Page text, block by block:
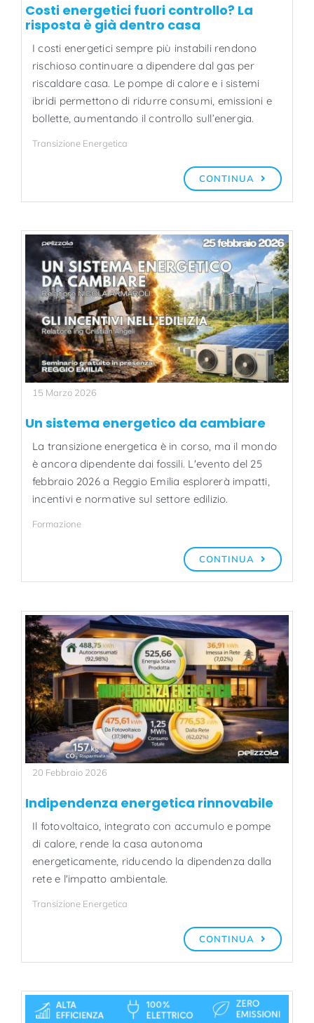
Costi energetici fuori controllo? La
risposta è già dentro casa
I costi energetici sempre più instabili rendono
rischioso continuare a dipendere dal gas per
riscaldare casa. Le pompe di calore e i sistemi
ibridi permettono di ridurre consumi, emissioni e
bollette, aumentando il controllo sull’energia.
Transizione Energetica
CONTINUA
15 Marzo 2026
Un sistema energetico da cambiare
La transizione energetica è in corso, ma il mondo
è ancora dipendente dai fossili. L'evento del 25
febbraio 2026 a Reggio Emilia esplorerà impatti,
incentivi e normative sul settore edilizio.
Formazione
CONTINUA
20 Febbraio 2026
Indipendenza energetica rinnovabile
Il fotovoltaico, integrato con accumulo e pompe
di calore, rende la casa autonoma
energeticamente, riducendo la dipendenza dalla
rete e l'impatto ambientale.
Transizione Energetica
CONTINUA